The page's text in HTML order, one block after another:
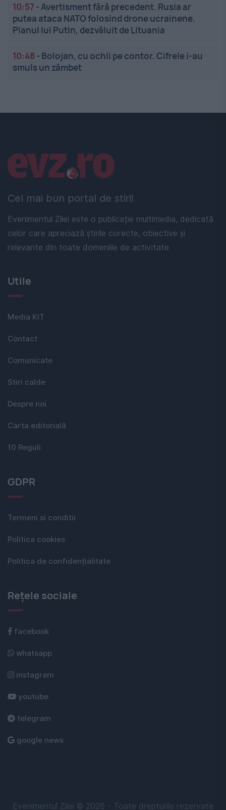
10:57 - Avertisment fără precedent. Rusia ar
putea ataca NATO folosind drone ucrainene.
Planul lui Putin, dezvăluit de Lituania
10:48 - Bolojan, cu ochii pe contor. Cifrele i-au
smuls un zâmbet
Cel mai bun portal de stiri!
Evenimentul Zilei este o publicație multimedia, dedicată
celor care apreciază știrile corecte, obiective și
relevante din toate domeniile de activitate
Linkuri utile
Utile
Media KIT
Contact
Comunicate
Stiri calde
Despre noi
Carta editorială
10 Reguli
GDPR
Termeni si conditii
Politica cookies
Politica de confidențialitate
Rețele sociale
facebook
whatsapp
instagram
youtube
telegram
google news
Evenimentul Zilei © 2026 - Toate drepturile rezervate